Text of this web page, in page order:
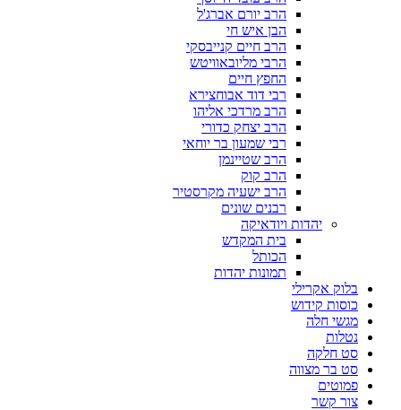
הרב יורם אברג'ל
הבן איש חי
הרב חיים קנייבסקי
הרבי מליובאוויטש
החפץ חיים
רבי דוד אבוחצירא
הרב מרדכי אליהו
הרב יצחק כדורי
רבי שמעון בר יוחאי
הרב שטיינמן
הרב קוק
הרב ישעיה מקרסטיר
רבנים שונים
יהדות ויודאיקה
בית המקדש
הכותל
תמונות יהדות
בלוק אקרילי
כוסות קידוש
מגשי חלה
נטלות
סט חלקה
סט בר מצווה
פמוטים
צור קשר